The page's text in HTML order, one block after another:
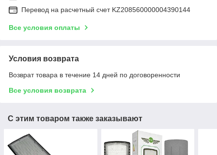
Перевод на расчетный счет KZ208560000004390144
Все условия оплаты
Условия возврата
Возврат товара в течение 14 дней по договоренности
Все условия возврата
С этим товаром также заказывают